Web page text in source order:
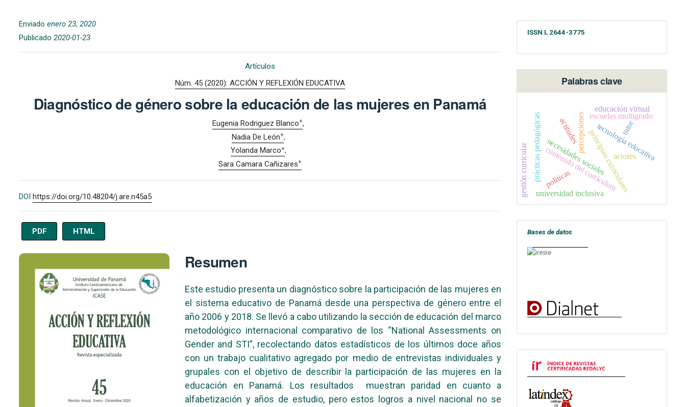
Enviado enero 23, 2020
Publicado 2020-01-23
Artículos
Núm. 45 (2020): ACCIÓN Y REFLEXIÓN EDUCATIVA
Diagnóstico de género sobre la educación de las mujeres en Panamá
Eugenia Rodriguez Blanco+
Nadia De León+
Yolanda Marco+
Sara Camara Cañizares+
DOI https://doi.org/10.48204/j.are.n45a5
PDF HTML
Imagen de portada Resumen
Este estudio presenta un diagnóstico sobre la participación de las mujeres en
el sistema educativo de Panamá desde una perspectiva de género entre el
año 2006 y 2018. Se llevó a cabo utilizando la sección de educación del marco
metodológico internacional comparativo de los “National Assessments on
Gender and STI”, recolectando datos estadísticos de los últimos doce años
con un trabajo cualitativo agregado por medio de entrevistas individuales y
grupales con el objetivo de describir la participación de las mujeres en la
educación en Panamá. Los resultados muestran paridad en cuanto a
alfabetización y años de estudio, pero estos logros a nivel nacional no se
ISSN L 2644-3775
Palabras clave
tecnología educativa
percepcionesprincipios curriculares
contenido del currículum
prácticas pedagógicas
universidad inclusiva
actitudes
escuelas multigrado
gestión curricular
educación virtual
políticas
tutor
necesidades sociales actores
Bases de datos